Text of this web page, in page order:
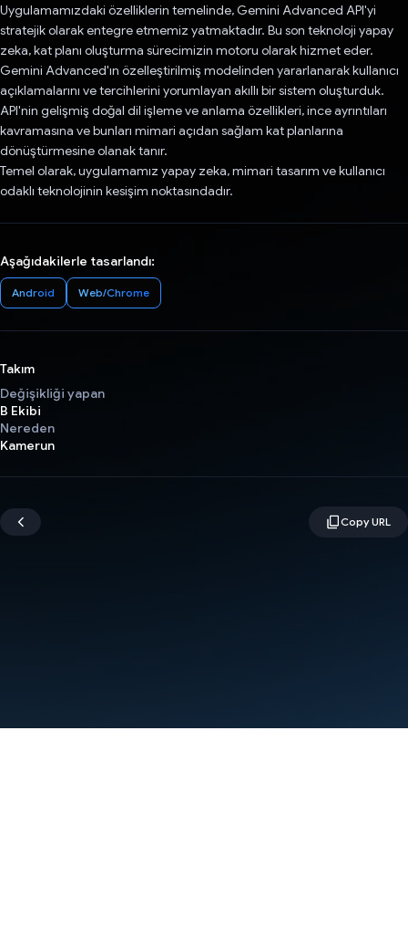
Uygulamamızdaki özelliklerin temelinde, Gemini Advanced API'yi
stratejik olarak entegre etmemiz yatmaktadır. Bu son teknoloji yapay
zeka, kat planı oluşturma sürecimizin motoru olarak hizmet eder.
Gemini Advanced'ın özelleştirilmiş modelinden yararlanarak kullanıcı
açıklamalarını ve tercihlerini yorumlayan akıllı bir sistem oluşturduk.
API'nin gelişmiş doğal dil işleme ve anlama özellikleri, ince ayrıntıları
kavramasına ve bunları mimari açıdan sağlam kat planlarına
dönüştürmesine olanak tanır.
Temel olarak, uygulamamız yapay zeka, mimari tasarım ve kullanıcı
odaklı teknolojinin kesişim noktasındadır.
Aşağıdakilerle tasarlandı:
Android Web/Chrome
Takım
Değişikliği yapan
B Ekibi
Nereden
Kamerun